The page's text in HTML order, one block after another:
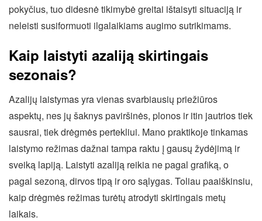
pokyčius, tuo didesnė tikimybė greitai ištaisyti situaciją ir
neleisti susiformuoti ilgalaikiams augimo sutrikimams.
Kaip laistyti azaliją skirtingais
sezonais?
Azalijų laistymas yra vienas svarbiausių priežiūros
aspektų, nes jų šaknys paviršinės, plonos ir itin jautrios tiek
sausrai, tiek drėgmės pertekliui. Mano praktikoje tinkamas
laistymo režimas dažnai tampa raktu į gausų žydėjimą ir
sveiką lapiją. Laistyti azaliją reikia ne pagal grafiką, o
pagal sezoną, dirvos tipą ir oro sąlygas. Toliau paaiškinsiu,
kaip drėgmės režimas turėtų atrodyti skirtingais metų
laikais.